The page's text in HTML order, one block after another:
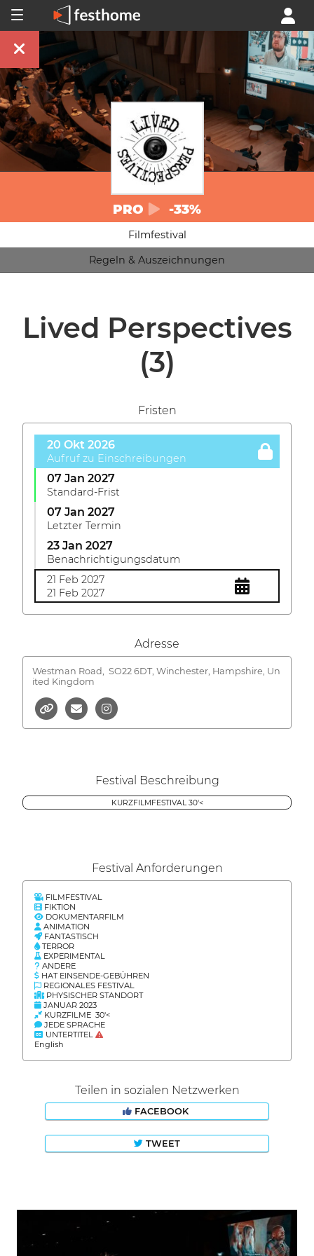
PRO -33%
Filmfestival
Regeln & Auszeichnungen
Lived Perspectives
(3)
Fristen
20 Okt 2026
Aufruf zu Einschreibungen
07 Jan 2027
Standard-Frist
07 Jan 2027
Letzter Termin
23 Jan 2027
Benachrichtigungsdatum
21 Feb 2027
21 Feb 2027
Adresse
Westman Road,
SO22 6DT, Winchester, Hampshire, Un
ited Kingdom
Festival Beschreibung
KURZFILMFESTIVAL 30'<
Festival Anforderungen
FILMFESTIVAL
FIKTION
DOKUMENTARFILM
ANIMATION
FANTASTISCH
TERROR
EXPERIMENTAL
ANDERE
HAT EINSENDE-GEBÜHREN
REGIONALES FESTIVAL
PHYSISCHER STANDORT
JANUAR 2023
KURZFILME 30'<
JEDE SPRACHE
UNTERTITEL
English
Teilen in sozialen Netzwerken
FACEBOOK
TWEET